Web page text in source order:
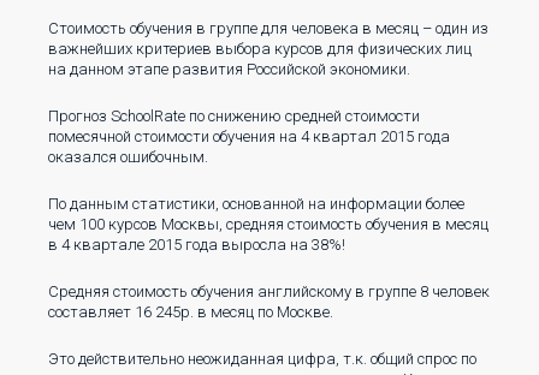
Стоимость обучения в группе для человека в месяц – один из
важнейших критериев выбора курсов для физических лиц
на данном этапе развития Российской экономики.
Прогноз SchoolRate по снижению средней стоимости
помесячной стоимости обучения на 4 квартал 2015 года
оказался ошибочным.
По данным статистики, основанной на информации более
чем 100 курсов Москвы, средняя стоимость обучения в месяц
в 4 квартале 2015 года выросла на 38%!
Средняя стоимость обучения английскому в группе 8 человек
составляет 16 245р. в месяц по Москве.
Это действительно неожиданная цифра, т.к. общий спрос по